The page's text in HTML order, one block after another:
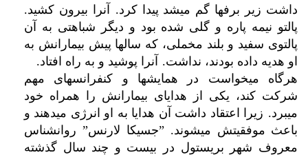
داشت زیر برفها گم میشد پیدا کرد. آنرا بیرون کشید.
پالتو نیمه پاره و گلی شده بود و دیگر شباهتی به آن
پالتوی سفید و بلند مخملی، که سالها پیش بیمارانش به
او هدیه داده بودند، نداشت. آنرا پوشید و به راه افتاد.
هرگاه میخواست در همایشها و کنفرانسهای مهم
شرکت کند، یکی از هدایای بیمارانش را همراه خود
میبرد. زیرا اعتقاد داشت آن هدایا به او انرژی میدهند و
باعث موفقیتش میشوند. ”جسیکا لارنس” روانشناس
معروف شهر بریستول در بیست و چند سال گذشته